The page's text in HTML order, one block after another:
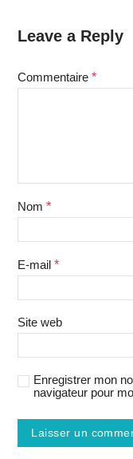
Leave a Reply
Commentaire *
Nom *
E-mail *
Site web
Enregistrer mon
navigateur pour